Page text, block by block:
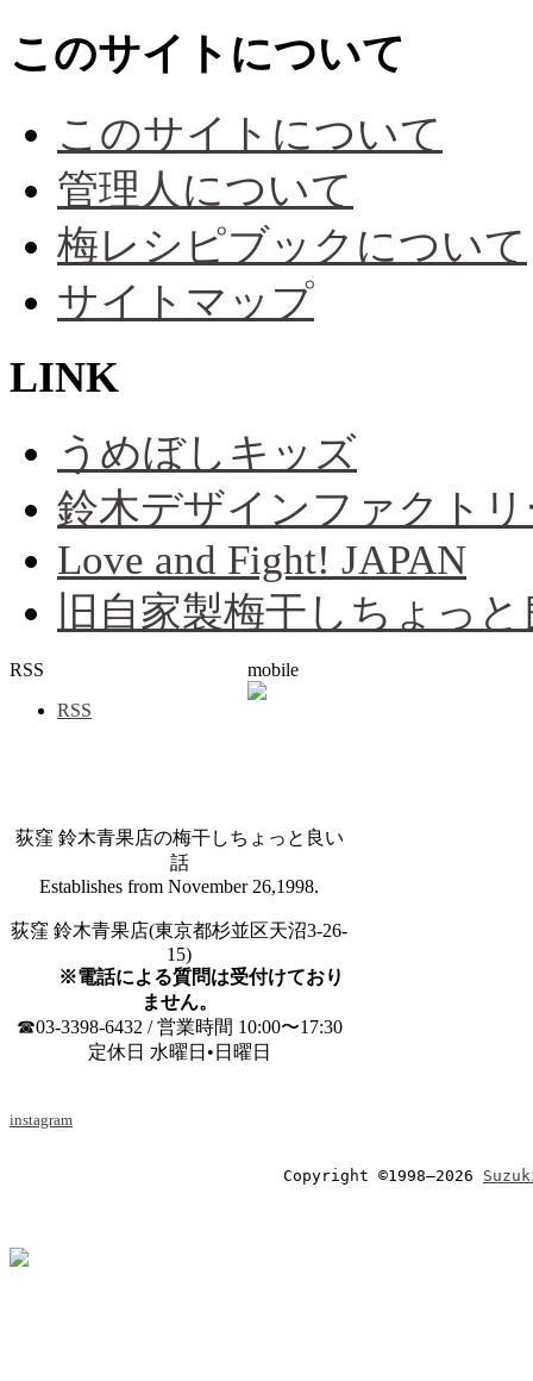
このサイトについて
このサイトについて
管理人について
梅レシピブックについて
サイトマップ
LINK
うめぼしキッズ
鈴木デザインファクト
Love and Fight! JAPAN
旧自家製梅干しちょっ
RSS
RSS
mobile
荻窪 鈴木青果店の梅干しちょっと良い
話
Establishes from November 26,1998.
荻窪 鈴木青果店(東京都杉並区天沼3-26-
15)
※電話による質問は受付けており
ません。
☎03-3398-6432 / 営業時間 10:00〜17:30
定休日 水曜日•日曜日
instagram
Copyright ©1998–2026